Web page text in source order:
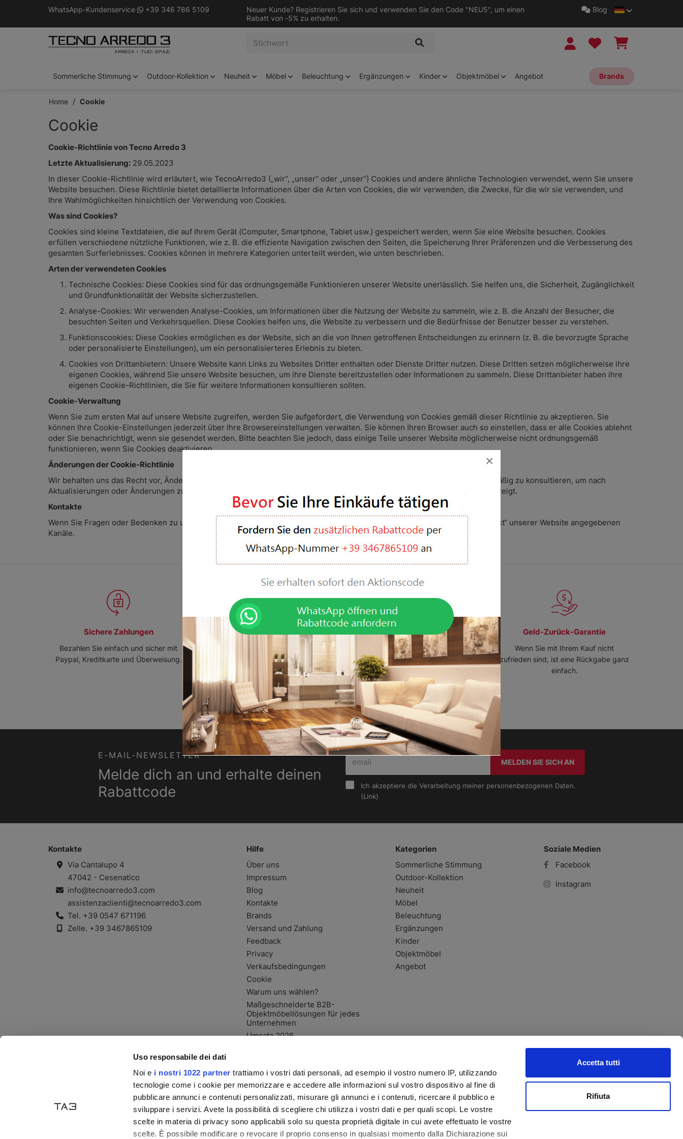
×
Uso responsabile dei dati
Noi e i nostri 1022 partner trattiamo i vostri dati personali, ad esempio il vostro numero IP, utilizzando
tecnologie come i cookie per memorizzare e accedere alle informazioni sul vostro dispositivo al fine di
pubblicare annunci e contenuti personalizzati, misurare gli annunci e i contenuti, ricercare il pubblico e
sviluppare i servizi. Avete la possibilità di scegliere chi utilizza i vostri dati e per quali scopi. Le vostre
scelte in materia di privacy sono applicabili solo su questa proprietà digitale in cui avete effettuato le vostre
scelte. È possibile modificare o revocare il proprio consenso in qualsiasi momento dalla Dichiarazione sui
Accetta tutti
Rifiuta
WhatsApp-Kundenservice +39 346 786 5109
Neuer Kunde? Registrieren Sie sich und verwenden Sie den Code "NEU5", um einen
Rabatt von -5% zu erhalten.
Blog
Sommerliche Stimmung Outdoor-Kollektion Neuheit Möbel Beleuchtung Ergänzungen Kinder Objektmöbel Angebot Brands
Home Cookie
Cookie
Cookie-Richtlinie von Tecno Arredo 3
Letzte Aktualisierung: 29.05.2023
In dieser Cookie-Richtlinie wird erläutert, wie TecnoArredo3 („wir“, „unser“ oder „unser“) Cookies und andere ähnliche Technologien verwendet, wenn Sie unsere
Website besuchen. Diese Richtlinie bietet detaillierte Informationen über die Arten von Cookies, die wir verwenden, die Zwecke, für die wir sie verwenden, und
Ihre Wahlmöglichkeiten hinsichtlich der Verwendung von Cookies.
Was sind Cookies?
Cookies sind kleine Textdateien, die auf Ihrem Gerät (Computer, Smartphone, Tablet usw.) gespeichert werden, wenn Sie eine Website besuchen. Cookies
erfüllen verschiedene nützliche Funktionen, wie z. B. die effiziente Navigation zwischen den Seiten, die Speicherung Ihrer Präferenzen und die Verbesserung des
gesamten Surferlebnisses. Cookies können in mehrere Kategorien unterteilt werden, wie unten beschrieben.
Arten der verwendeten Cookies
Technische Cookies: Diese Cookies sind für das ordnungsgemäße Funktionieren unserer Website unerlässlich. Sie helfen uns, die Sicherheit, Zugänglichkeit
und Grundfunktionalität der Website sicherzustellen.
Analyse-Cookies: Wir verwenden Analyse-Cookies, um Informationen über die Nutzung der Website zu sammeln, wie z. B. die Anzahl der Besucher, die
besuchten Seiten und Verkehrsquellen. Diese Cookies helfen uns, die Website zu verbessern und die Bedürfnisse der Benutzer besser zu verstehen.
Funktionscookies: Diese Cookies ermöglichen es der Website, sich an die von Ihnen getroffenen Entscheidungen zu erinnern (z. B. die bevorzugte Sprache
oder personalisierte Einstellungen), um ein personalisierteres Erlebnis zu bieten.
Cookies von Drittanbietern: Unsere Website kann Links zu Websites Dritter enthalten oder Dienste Dritter nutzen. Diese Dritten setzen möglicherweise ihre
eigenen Cookies, während Sie unsere Website besuchen, um ihre Dienste bereitzustellen oder Informationen zu sammeln. Diese Drittanbieter haben ihre
eigenen Cookie-Richtlinien, die Sie für weitere Informationen konsultieren sollten.
Cookie-Verwaltung
Wenn Sie zum ersten Mal auf unsere Website zugreifen, werden Sie aufgefordert, die Verwendung von Cookies gemäß dieser Richtlinie zu akzeptieren. Sie
können Ihre Cookie-Einstellungen jederzeit über Ihre Browsereinstellungen verwalten. Sie können Ihren Browser auch so einstellen, dass er alle Cookies ablehnt
oder Sie benachrichtigt, wenn sie gesendet werden. Bitte beachten Sie jedoch, dass einige Teile unserer Website möglicherweise nicht ordnungsgemäß
funktionieren, wenn Sie Cookies deaktivieren.
Änderungen der Cookie-Richtlinie
Wir behalten uns das Recht vor, Änderungen an dieser Cookie-Richtlinie vorzunehmen. Wir laden Sie ein, diese Seite regelmäßig zu konsultieren, um nach
Aktualisierungen oder Änderungen zu suchen. Das Datum der letzten Aktualisierung wird oben in der Cookie-Richtlinie angezeigt.
Kontakte
Wenn Sie Fragen oder Bedenken zu unserer Cookie-Richtlinie haben, kontaktieren Sie uns bitte über die im Abschnitt „
Kontakt“ unserer Website angegebenen
Kanäle.
Sichere Zahlungen
Bezahlen Sie einfach und sicher mit
Paypal, Kreditkarte und Überweisung.
100% Originalprodukte
Wir wählen die besten Designmarken
aus, um Ihnen 100% Originalprodukte
und zertifizierte Qualität zu
garantieren.
Engagierter Kundenservice
Tel
Mobile
(+39) 3467866457
whatsapp(+39) 3467865109
Mon-Sonn 8.00 - 20.00
info@tecnoarredo3.com
Geld-Zurück-Garantie
Wenn Sie mit Ihrem Kauf nicht
zufrieden sind, ist eine Rückgabe ganz
einfach.
E-MAIL-NEWSLETTER
Melde dich an und erhalte deinen
Rabattcode
MELDEN SIE SICH AN
Ich akzeptiere die Verarbeitung meiner personenbezogenen Daten.
(Link)
Kontakte
Via Cantalupo 4
47042 - Cesenatico
info@tecnoarredo3.com
assistenzaclienti@tecnoarredo3.com
Tel. +39 0547 671196
Zelle. +39 3467865109
Hilfe
Über uns
Impressum
Blog
Kontakte
Brands
Versand und Zahlung
Feedback
Privacy
Verkaufsbedingungen
Cookie
Warum uns wählen?
Maßgeschneiderte B2B-
Objektmöbellösungen für jedes
Unternehmen
Umsatz 2026
Kategorien
Sommerliche Stimmung
Outdoor-Kollektion
Neuheit
Möbel
Beleuchtung
Ergänzungen
Kinder
Objektmöbel
Angebot
Soziale Medien
Facebook
Instagram
Akzeptierte Zahlungen